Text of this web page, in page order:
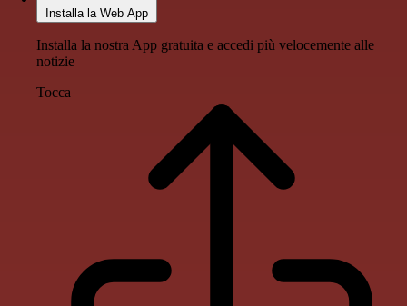
Installa la Web App
Installa la nostra App gratuita e accedi più velocemente alle
notizie
Tocca